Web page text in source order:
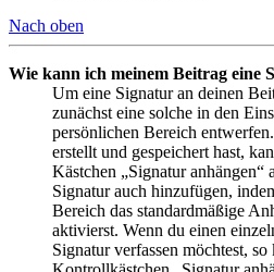
Nach oben
Wie kann ich meinem Beitrag eine
Um eine Signatur an deinen
zunächst eine solche in den
persönlichen Bereich
erstellt und gespeichert hast,
Kästchen „Signatur
Signatur auch hinzufügen,
Bereich das standardmäßige
aktivierst. Wenn du einen
Signatur verfassen möchtest,